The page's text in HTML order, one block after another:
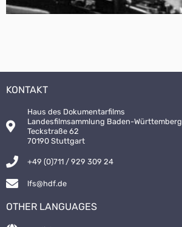
KONTAKT
Haus des Dokumentarfilms
Landesfilmsammlung Baden-Württemberg
Teckstraße 62
70190 Stuttgart
+49 (0)711 / 929 309 24
lfs@hdf.de
OTHER LANGUAGES